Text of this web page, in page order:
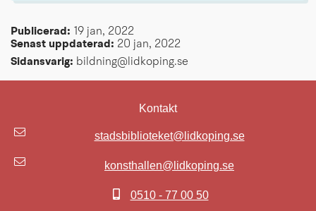
Publicerad:
19 jan, 2022
Senast uppdaterad: 20 jan, 2022
Sidansvarig: bildning@lidkoping.se
Kontakt
stadsbiblioteket@lidkoping.se
konsthallen@lidkoping.se
0510 - 77 00 50